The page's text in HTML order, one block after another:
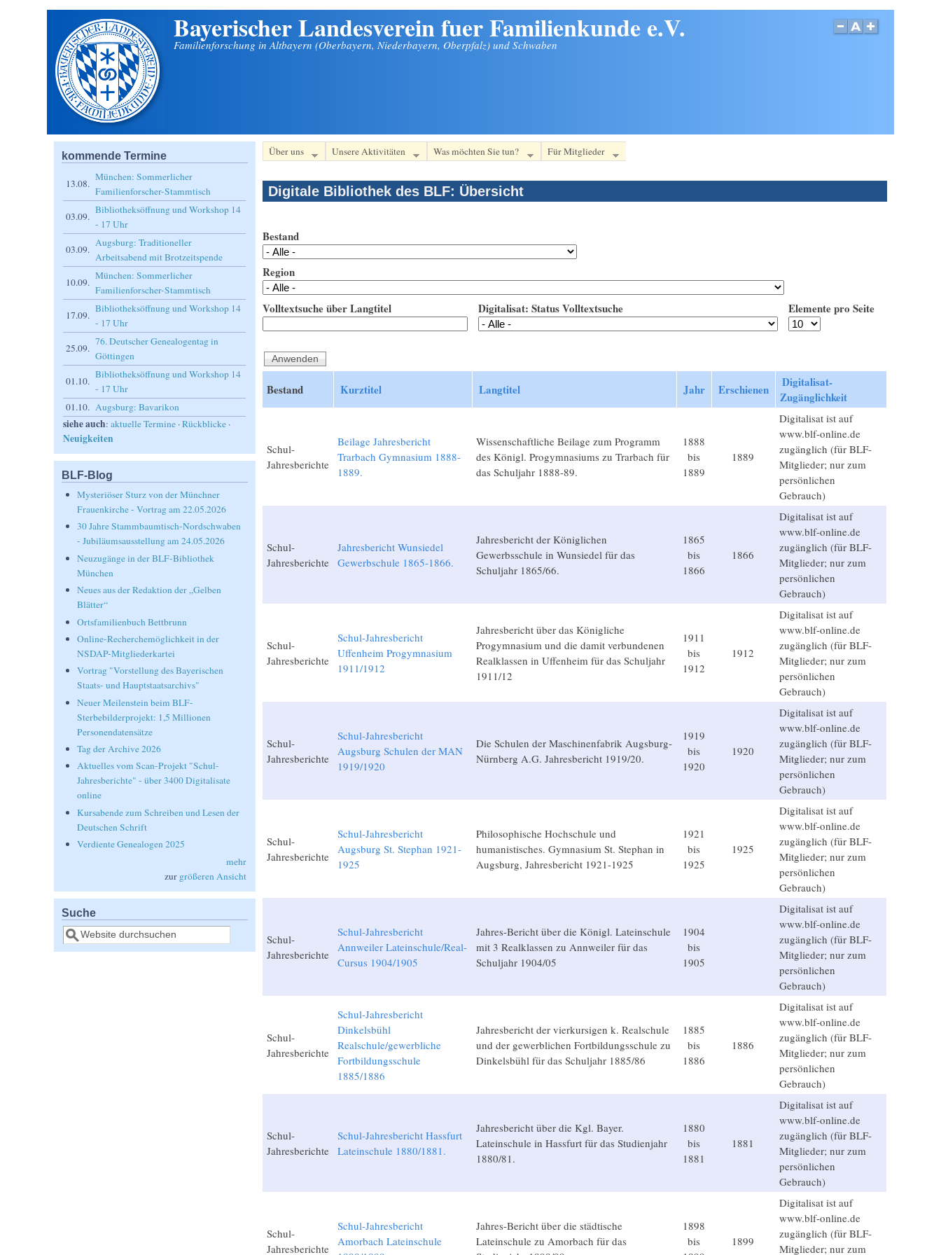
Bayerischer Landesverein fuer Familienkunde e.V.
Familienforschung in Altbayern (Oberbayern, Niederbayern, Oberpfalz) und Schwaben
Über uns Unsere Aktivitäten Was möchten Sie tun? Für Mitglieder
Digitale Bibliothek des BLF: Übersicht
Bestand
Region
Volltextsuche über Langtitel Digitalisat: Status Volltextsuche Elemente pro Seite
Bestand Kurztitel Langtitel Jahr Erschienen
Digitalisat-
Zugänglichkeit
Schul-
Jahresberichte
Beilage Jahresbericht
Trarbach Gymnasium 1888-
1889.
Wissenschaftliche Beilage zum Programm
des Königl. Progymnasiums zu Trarbach für
das Schuljahr 1888-89.
1888
bis
1889
1889
Digitalisat ist auf
www.blf-online.de
zugänglich (für BLF-
Mitglieder; nur zum
persönlichen
Gebrauch)
Schul-
Jahresberichte
Jahresbericht Wunsiedel
Gewerbschule 1865-1866.
Jahresbericht der Königlichen
Gewerbsschule in Wunsiedel für das
Schuljahr 1865/66.
1865
bis
1866
1866
Digitalisat ist auf
www.blf-online.de
zugänglich (für BLF-
Mitglieder; nur zum
persönlichen
Gebrauch)
Schul-
Jahresberichte
Schul-Jahresbericht
Uffenheim Progymnasium
1911/1912
Jahresbericht über das Königliche
Progymnasium und die damit verbundenen
Realklassen in Uffenheim für das Schuljahr
1911/12
1911
bis
1912
1912
Digitalisat ist auf
www.blf-online.de
zugänglich (für BLF-
Mitglieder; nur zum
persönlichen
Gebrauch)
Schul-
Jahresberichte
Schul-Jahresbericht
Augsburg Schulen der MAN
1919/1920
Die Schulen der Maschinenfabrik Augsburg-
Nürnberg A.G. Jahresbericht 1919/20.
1919
bis
1920
1920
Digitalisat ist auf
www.blf-online.de
zugänglich (für BLF-
Mitglieder; nur zum
persönlichen
Gebrauch)
Schul-
Jahresberichte
Schul-Jahresbericht
Augsburg St. Stephan 1921-
1925
Philosophische Hochschule und
humanistisches. Gymnasium St. Stephan in
Augsburg, Jahresbericht 1921-1925
1921
bis
1925
1925
Digitalisat ist auf
www.blf-online.de
zugänglich (für BLF-
Mitglieder; nur zum
persönlichen
Gebrauch)
Schul-
Jahresberichte
Schul-Jahresbericht
Annweiler Lateinschule/Real-
Cursus 1904/1905
Jahres-Bericht über die Königl. Lateinschule
mit 3 Realklassen zu Annweiler für das
Schuljahr 1904/05
1904
bis
1905
Digitalisat ist auf
www.blf-online.de
zugänglich (für BLF-
Mitglieder; nur zum
persönlichen
Gebrauch)
Schul-
Jahresberichte
Schul-Jahresbericht
Dinkelsbühl
Realschule/gewerbliche
Fortbildungsschule
1885/1886
Jahresbericht der vierkursigen k. Realschule
und der gewerblichen Fortbildungsschule zu
Dinkelsbühl für das Schuljahr 1885/86
1885
bis
1886
1886
Digitalisat ist auf
www.blf-online.de
zugänglich (für BLF-
Mitglieder; nur zum
persönlichen
Gebrauch)
Schul-
Jahresberichte
Schul-Jahresbericht Hassfurt
Lateinschule 1880/1881.
Jahresbericht über die Kgl. Bayer.
Lateinschule in Hassfurt für das Studienjahr
1880/81.
1880
bis
1881
1881
Digitalisat ist auf
www.blf-online.de
zugänglich (für BLF-
Mitglieder; nur zum
persönlichen
Gebrauch)
Schul-
Jahresberichte
Schul-Jahresbericht
Amorbach Lateinschule
Jahres-Bericht über die städtische
Lateinschule zu Amorbach für das
1898
bis
1899
Digitalisat ist auf
www.blf-online.de
zugänglich (für BLF-
Mitglieder; nur zum
kommende Termine
13.08.
München: Sommerlicher
Familienforscher-Stammtisch
03.09.
Bibliotheksöffnung und Workshop 14
- 17 Uhr
03.09.
Augsburg: Traditioneller
Arbeitsabend mit Brotzeitspende
10.09.
München: Sommerlicher
Familienforscher-Stammtisch
17.09.
Bibliotheksöffnung und Workshop 14
- 17 Uhr
25.09.
76. Deutscher Genealogentag in
Göttingen
01.10.
Bibliotheksöffnung und Workshop 14
- 17 Uhr
01.10. Augsburg: Bavarikon
siehe auch:aktuelle Termine ·Rückblicke ·
Neuigkeiten
BLF-Blog
Mysteriöser Sturz von der Münchner
Frauenkirche - Vortrag am 22.05.2026
30 Jahre Stammbaumtisch-Nordschwaben
- Jubiläumsausstellung am 24.05.2026
Neuzugänge in der BLF-Bibliothek
München
Neues aus der Redaktion der „Gelben
Blätter“
Ortsfamilienbuch Bettbrunn
Online-Recherchemöglichkeit in der
NSDAP-Mitgliederkartei
Vortrag "Vorstellung des Bayerischen
Staats- und Hauptstaatsarchivs"
Neuer Meilenstein beim BLF-
Sterbebilderprojekt: 1,5 Millionen
Personendatensätze
Tag der Archive 2026
Aktuelles vom Scan-Projekt "Schul-
Jahresberichte" - über 3400 Digitalisate
online
Kursabende zum Schreiben und Lesen der
Deutschen Schrift
Verdiente Genealogen 2025
mehr
zur größeren Ansicht
Suche
Suche